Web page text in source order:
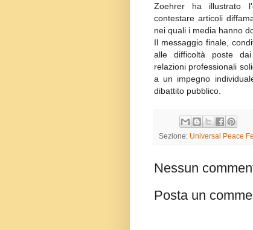
Zoehrer ha illustrato
contestare articoli
nei quali i media hanno
Il messaggio finale,
alle difficoltà poste
relazioni professionali
a un impegno
dibattito pubblico.
Sezione: Universal Peace
Nessun
Posta un